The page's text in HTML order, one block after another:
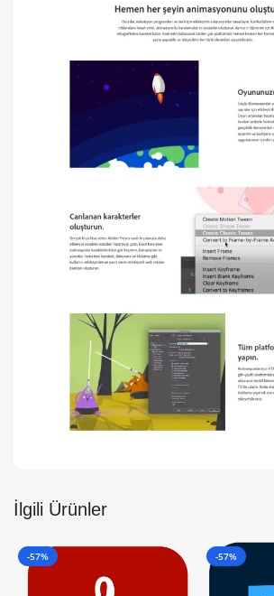
İlgili Ürünler
-57% -57%